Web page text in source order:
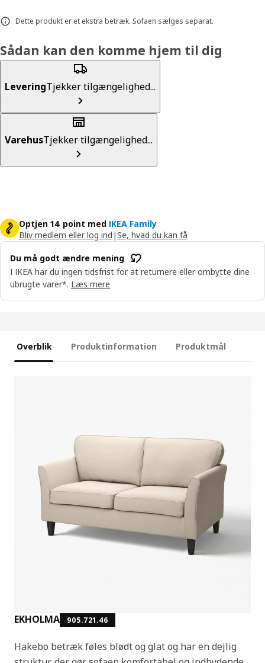
Dette produkt er et ekstra betræk. Sofaen sælges separat.
Sådan kan den komme hjem til dig
LeveringTjekker tilgængelighed...
VarehusTjekker tilgængelighed...
Optjen 14 point med IKEA Family
Bliv medlem eller log ind |Se, hvad du kan få
Du må godt ændre mening
I IKEA har du ingen tidsfrist for at returnere eller ombytte dine
ubrugte varer*. Læs mere
Overblik Produktinformation Produktmål
EKHOLMA 905.721.46
Hakebo betræk føles blødt og glat og har en dejlig